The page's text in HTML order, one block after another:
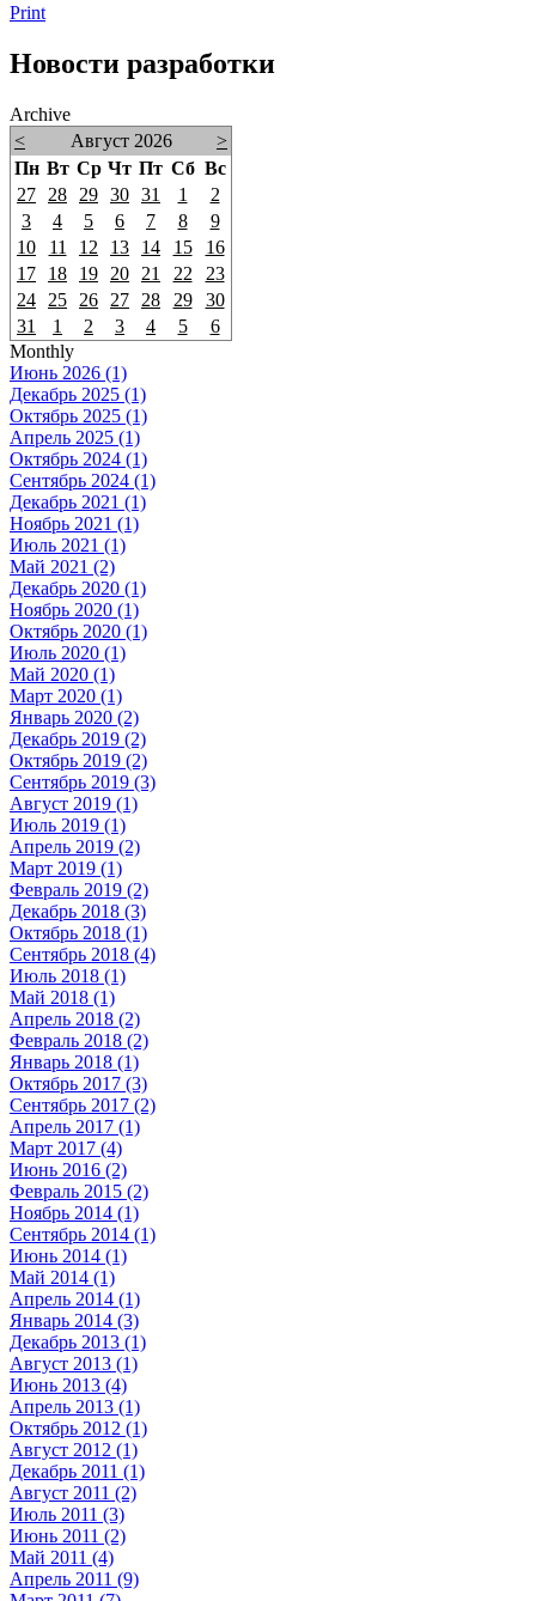
Print
Новости разработки
Archive
<
Август 2026
>
Пн Вт Ср Чт Пт Сб Вс
27
28 29 30 31 1
2
3
4 5 6 7 8
9
10
11 12 13 14 15
16
17
18 19 20 21 22
23
24
25 26 27 28 29
30
31
1 2 3 4 5
6
Monthly
Июнь 2026 (1)
Декабрь 2025 (1)
Октябрь 2025 (1)
Апрель 2025 (1)
Октябрь 2024 (1)
Сентябрь 2024 (1)
Декабрь 2021 (1)
Ноябрь 2021 (1)
Июль 2021 (1)
Май 2021 (2)
Декабрь 2020 (1)
Ноябрь 2020 (1)
Октябрь 2020 (1)
Июль 2020 (1)
Май 2020 (1)
Март 2020 (1)
Январь 2020 (2)
Декабрь 2019 (2)
Октябрь 2019 (2)
Сентябрь 2019 (3)
Август 2019 (1)
Июль 2019 (1)
Апрель 2019 (2)
Март 2019 (1)
Февраль 2019 (2)
Декабрь 2018 (3)
Октябрь 2018 (1)
Сентябрь 2018 (4)
Июль 2018 (1)
Май 2018 (1)
Апрель 2018 (2)
Февраль 2018 (2)
Январь 2018 (1)
Октябрь 2017 (3)
Сентябрь 2017 (2)
Апрель 2017 (1)
Март 2017 (4)
Июнь 2016 (2)
Февраль 2015 (2)
Ноябрь 2014 (1)
Сентябрь 2014 (1)
Июнь 2014 (1)
Май 2014 (1)
Апрель 2014 (1)
Январь 2014 (3)
Декабрь 2013 (1)
Август 2013 (1)
Июнь 2013 (4)
Апрель 2013 (1)
Октябрь 2012 (1)
Август 2012 (1)
Декабрь 2011 (1)
Август 2011 (2)
Июль 2011 (3)
Июнь 2011 (2)
Май 2011 (4)
Апрель 2011 (9)